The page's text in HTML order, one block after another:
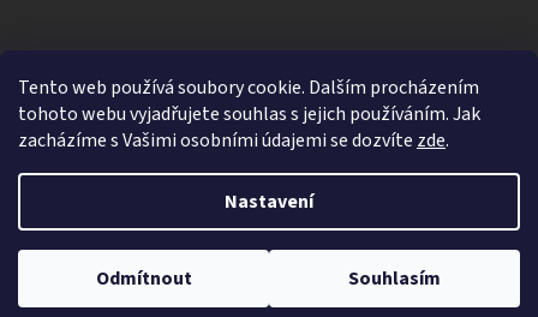
Tento web používá soubory cookie. Dalším procházením
tohoto webu vyjadřujete souhlas s jejich používáním. Jak
zacházíme s Vašimi osobními údajemi se dozvíte zde.
Nastavení
Odmítnout Souhlasím
Vytvořil Shoptet
iDRINKS.cz. Všechna práva vyhrazena.